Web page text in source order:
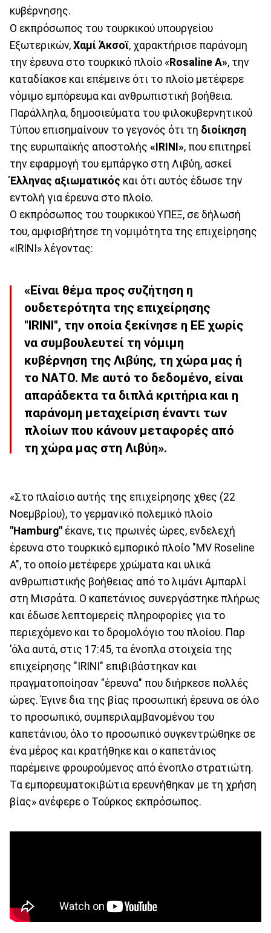
κυβέρνησης.
Ο εκπρόσωπος του τουρκικού υπουργείου
Εξωτερικών, Χαμί Άκσοϊ, χαρακτήρισε παράνομη
την έρευνα στο τουρκικό πλοίο «Rosaline A», την
καταδίακσε και επέμεινε ότι το πλοίο μετέφερε
νόμιμο εμπόρευμα και ανθρωπιστική βοήθεια.
Παράλληλα, δημοσιεύματα του φιλοκυβερνητικού
Τύπου επισημαίνουν το γεγονός ότι τη διοίκηση
της ευρωπαϊκής αποστολής «IRINI», που επιτηρεί
την εφαρμογή του εμπάργκο στη Λιβύη, ασκεί
Έλληνας αξιωματικός και ότι αυτός έδωσε την
εντολή για έρευνα στο πλοίο.
Ο εκπρόσωπος του τουρκικού ΥΠΕΞ, σε δήλωσή
του, αμφισβήτησε τη νομιμότητα της επιχείρησης
«IRINI» λέγοντας:
«Είναι θέμα προς συζήτηση η
ουδετερότητα της επιχείρησης
"IRINI", την οποία ξεκίνησε η ΕΕ χωρίς
να συμβουλευτεί τη νόμιμη
κυβέρνηση της Λιβύης, τη χώρα μας ή
το ΝΑΤΟ. Με αυτό το δεδομένο, είναι
απαράδεκτα τα διπλά κριτήρια και η
παράνομη μεταχείριση έναντι των
πλοίων που κάνουν μεταφορές από
τη χώρα μας στη Λιβύη».
«Στο πλαίσιο αυτής της επιχείρησης χθες (22
Νοεμβρίου), το γερμανικό πολεμικό πλοίο
"Hamburg" έκανε, τις πρωινές ώρες, ενδελεχή
έρευνα στο τουρκικό εμπορικό πλοίο "MV Roseline
A", το οποίο μετέφερε χρώματα και υλικά
ανθρωπιστικής βοήθειας από το λιμάνι Αμπαρλί
στη Μισράτα. Ο καπετάνιος συνεργάστηκε πλήρως
και έδωσε λεπτομερείς πληροφορίες για το
περιεχόμενο και το δρομολόγιο του πλοίου. Παρ
'όλα αυτά, στις 17:45, τα ένοπλα στοιχεία της
επιχείρησης "IRINI" επιβιβάστηκαν και
πραγματοποίησαν "έρευνα" που διήρκεσε πολλές
ώρες. Έγινε δια της βίας προσωπική έρευνα σε όλο
το προσωπικό, συμπεριλαμβανομένου του
καπετάνιου, όλο το προσωπικό συγκεντρώθηκε σε
ένα μέρος και κρατήθηκε και ο καπετάνιος
παρέμεινε φρουρούμενος από ένοπλο στρατιώτη.
Τα εμπορευματοκιβώτια ερευνήθηκαν με τη χρήση
βίας» ανέφερε ο Τούρκος εκπρόσωπος.